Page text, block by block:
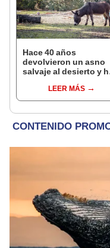
Hace 40 años
devolvieron un asno
salvaje al desierto y
reforestar el
de forma natural
LEER MÁS